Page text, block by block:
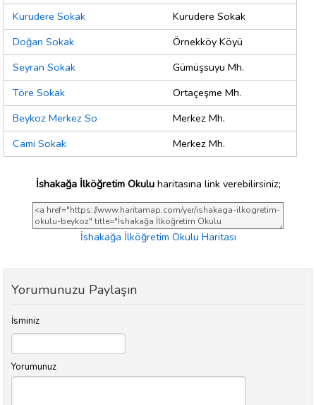
Kurudere Sokak
Kurudere Sokak
Doğan Sokak
Örnekköy Köyü
Seyran Sokak
Gümüşsuyu Mh.
Töre Sokak
Ortaçeşme Mh.
Beykoz Merkez So
Merkez Mh.
Cami Sokak
Merkez Mh.
İshakağa İlköğretim Okuluharitasına link verebilirsiniz;
İshakağa İlköğretim Okulu Haritası
Yorumunuzu Paylaşın
İsminiz
Yorumunuz